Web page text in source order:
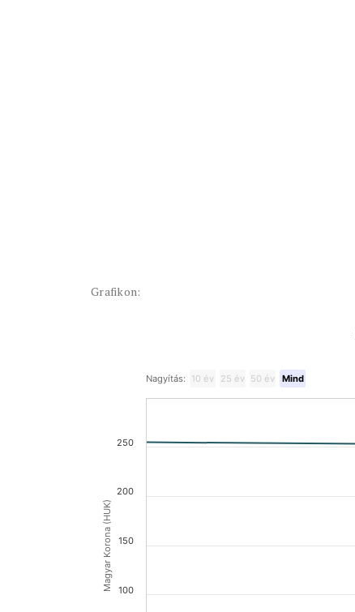
Grafikon:
Magyar Korona (HUK)
Nagyítás: 10 év 25 év 50 év Mind
100
150
200
250